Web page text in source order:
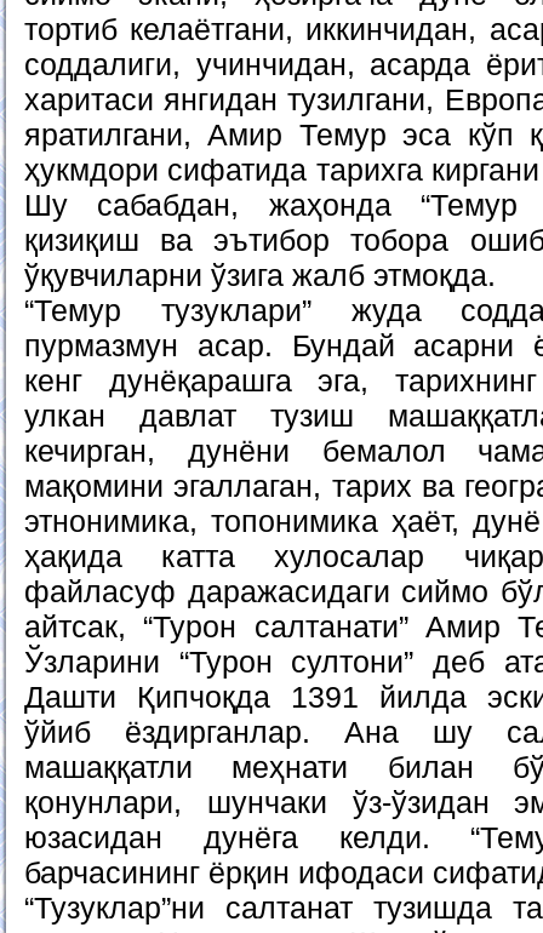
тортиб келаётгани, иккинчидан,
соддалиги, учинчидан, асарда
харитаси янгидан тузилгани,
яратилгани, Амир Темур эса кўп
ҳукмдори сифатида тарихга
Шу сабабдан, жаҳонда “Темур
қизиқиш ва эътибор тобора
ўқувчиларни ўзига жалб этмоқда.
“Темур тузуклари” жуда
пурмазмун асар. Бундай
кенг дунёқарашга эга,
улкан давлат тузиш
кечирган, дунёни бемалол
мақомини эгаллаган, тарих ва
этнонимика, топонимика ҳаёт,
ҳақида катта хулосалар
файласуф даражасидаги сиймо
айтсак, “Турон салтанати” Амир
Ўзларини “Турон султони” деб
Дашти Қипчоқда 1391 йилда
ўйиб ёздирганлар. Ана шу
машаққатли меҳнати билан
қонунлари, шунчаки ўз-ўзидан
юзасидан дунёга келди.
барчасининг ёрқин ифодаси
“Тузуклар”ни салтанат тузишда